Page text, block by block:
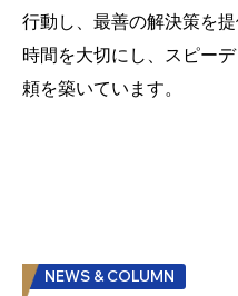
行動し、最善の解決策を
時間を大切にし、スピー
頼を築いています。
NEWS & COLUMN